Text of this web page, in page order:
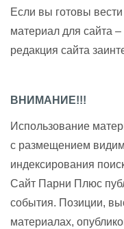
Если вы готовы вести
материал для сайта
редакция сайта
ВНИМАНИЕ!!!
Использование
с размещением
индексирования
Сайт Парни Плюс
события. Позиции,
материалах,